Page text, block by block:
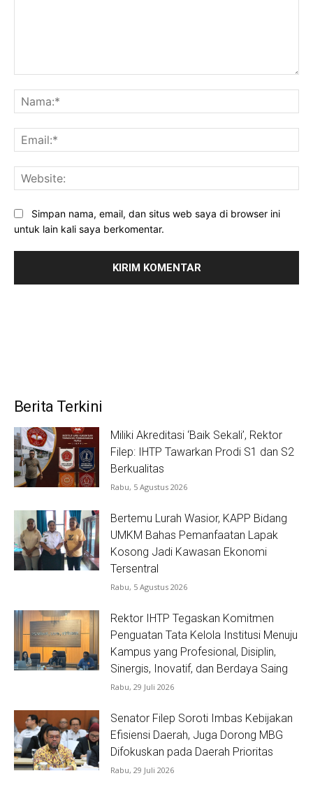
Simpan nama, email, dan situs web saya di browser ini
untuk lain kali saya berkomentar.
Berita Terkini
Miliki Akreditasi ‘Baik Sekali’, Rektor
Filep: IHTP Tawarkan Prodi S1 dan S2
Berkualitas
Rabu, 5 Agustus 2026
Bertemu Lurah Wasior, KAPP Bidang
UMKM Bahas Pemanfaatan Lapak
Kosong Jadi Kawasan Ekonomi
Tersentral
Rabu, 5 Agustus 2026
Rektor IHTP Tegaskan Komitmen
Penguatan Tata Kelola Institusi Menuju
Kampus yang Profesional, Disiplin,
Sinergis, Inovatif, dan Berdaya Saing
Rabu, 29 Juli 2026
Senator Filep Soroti Imbas Kebijakan
Efisiensi Daerah, Juga Dorong MBG
Difokuskan pada Daerah Prioritas
Rabu, 29 Juli 2026